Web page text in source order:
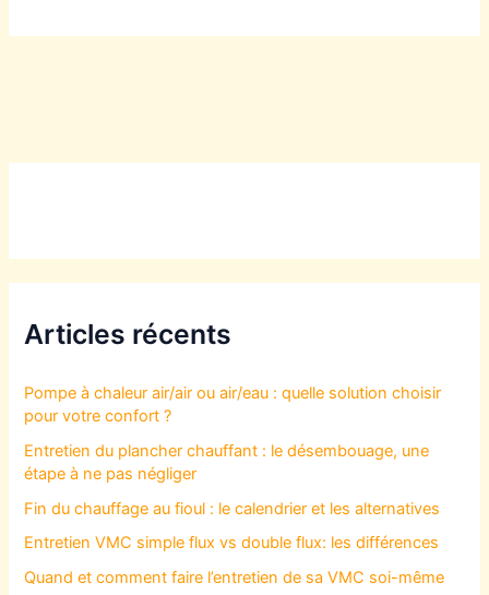
Articles récents
Pompe à chaleur air/air ou air/eau : quelle solution choisir
pour votre confort ?
Entretien du plancher chauffant : le désembouage, une
étape à ne pas négliger
Fin du chauffage au fioul : le calendrier et les alternatives
Entretien VMC simple flux vs double flux: les différences
Quand et comment faire l’entretien de sa VMC soi-même